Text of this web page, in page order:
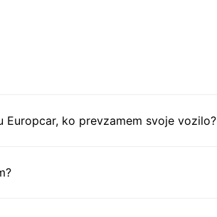
ko prevzamem svoje vozilo?